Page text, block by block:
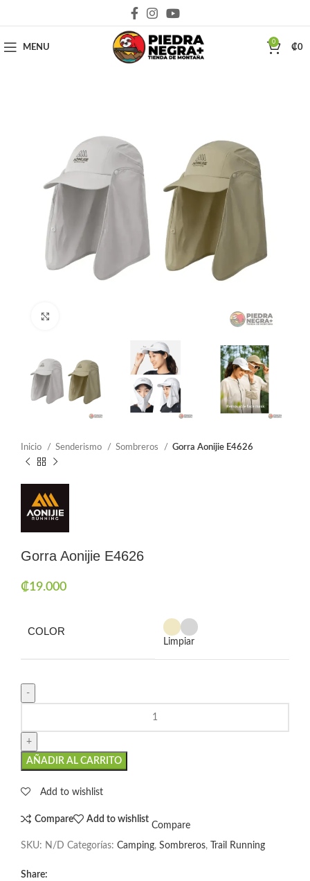
MENU
0
₡0
Inicio Senderismo Sombreros Gorra Aonijie E4626
Gorra Aonijie E4626
₡19.000
COLOR
Limpiar
AÑADIR AL CARRITO
Add to wishlist
Compare Add to wishlist
Compare
SKU: N/D Categorías: Camping, Sombreros, Trail Running
Share:
Deja que la montaña sea parte de tu vida